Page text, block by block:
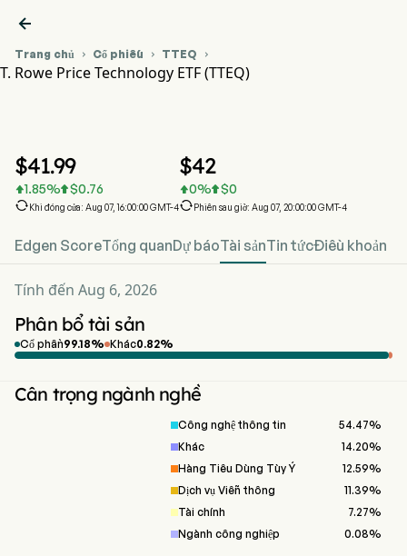

Trang chủ  Cổ phiếu  TTEQ 
T. Rowe Price Technology ETF (TTEQ)
$41.99
1.85% $0.76
Khi đóng cửa: Aug 07, 16:00:00 GMT-4
$42
0% $0
Phiên sau giờ: Aug 07, 20:00:00 GMT-4
Edgen ScoreTổng quanDự báoTài sảnTin tứcĐiều khoản
Tính đến Aug 6, 2026
Phân bổ tài sản
Cổ phần99.18% Khác0.82%
Cân trọng ngành nghề
Công nghệ thông tin 54.47%
Khác
14.20%
Hàng Tiêu Dùng Tùy Ý
12.59%
Dịch vụ Viễn thông
11.39%
Tài chính
7.27%
Ngành công nghiệp
0.08%